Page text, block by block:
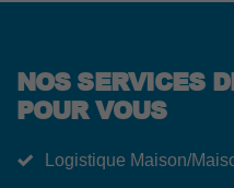
NOS SERVICES
POUR VOUS
Logistique Maison/